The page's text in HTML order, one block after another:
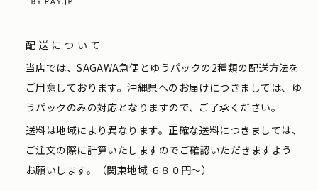
配送について
当店では、SAGAWA急便とゆうパックの2種類の配送方法を
ご用意しております。沖縄県へのお届けにつきましては、ゆ
うパックのみの対応となりますので、ご了承ください。
送料は地域により異なります。正確な送料につきましては、
ご注文の際に計算いたしますのでご確認いただきますよう
お願いします。（関東地域 ６８０円〜）